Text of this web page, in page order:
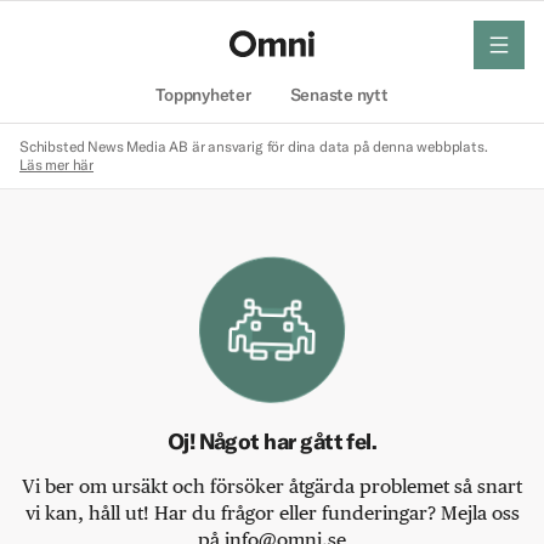
Toppnyheter Senaste nytt
meny
Schibsted News Media AB är ansvarig för dina data på denna webbplats.
Läs mer här
Oj! Något har gått fel.
Vi ber om ursäkt och försöker åtgärda problemet så snart
vi kan, håll ut! Har du frågor eller funderingar? Mejla oss